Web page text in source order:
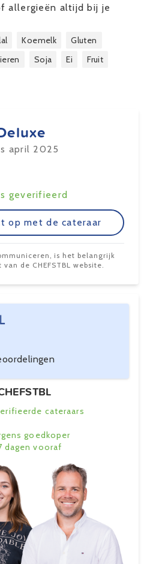
allergieën altijd bij je
Koemelk
Gluten
Soja Ei
Fruit
april 2025
geverifieerd
op met de cateraar
is het belangrijk
de CHEFSTBL website.
cateraars
goedkoper
dagen vooraf